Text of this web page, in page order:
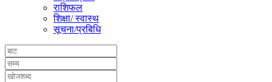
राशिफल
शिक्षा/ स्वास्थ
सूचना/प्रबिधि